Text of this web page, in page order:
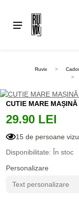
Ruvix
CUTIE MARE
29.90 LEI
15 de persoane
Disponibilitate: În stoc
Personalizare